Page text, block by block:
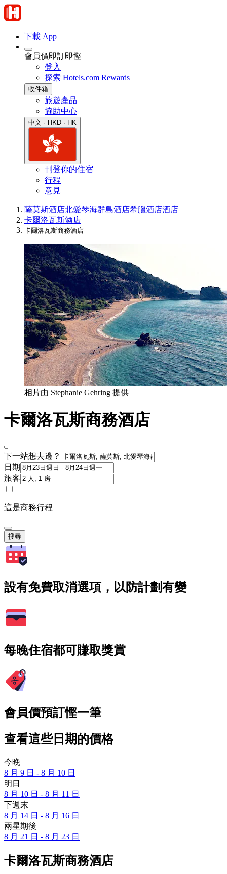
下載 App
會員價即訂即慳
登入
探索 Hotels.com Rewards
收件箱
旅遊產品
協助中心
中文 · HKD · HK
刊登你的住宿
行程
意見
薩莫斯酒店北愛琴海群島酒店希臘酒店酒店
卡爾洛瓦斯酒店
卡爾洛瓦斯商務酒店​
相片由 Stephanie Gehring 提供
卡爾洛瓦斯商務酒店
下一站想去邊？
日期
旅客
這是商務行程
搜尋
設有免費取消選項，以防計劃有變
每晚住宿都可賺取獎賞
會員價預訂慳一筆
查看這些日期的價格
今晚
8 月 9 日 - 8 月 10 日
明日
8 月 10 日 - 8 月 11 日
下週末
8 月 14 日 - 8 月 16 日
兩星期後
8 月 21 日 - 8 月 23 日
卡爾洛瓦斯商務酒店